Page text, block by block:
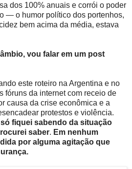
dos 100% anuais e corrói o poder
— o humor político dos portenhos,
bem acima da média, estava
vou falar em um post
este roteiro na Argentina e no
fóruns da internet com receio de
causa da crise econômica e a
protestos e violência.
fiquei sabendo da situação
saber. Em nenhum
por alguma agitação que